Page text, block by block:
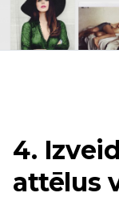
4.
attēlus